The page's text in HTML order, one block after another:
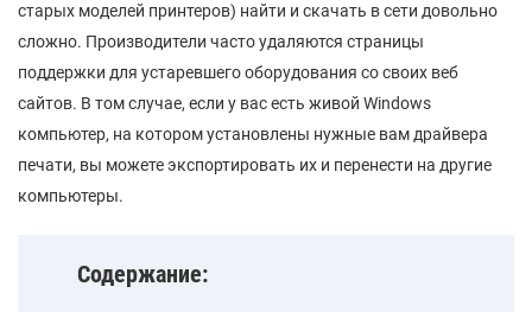
старых моделей принтеров) найти и скачать в сети довольно
сложно. Производители часто удаляются страницы
поддержки для устаревшего оборудования со своих веб
сайтов. В том случае, если у вас есть живой Windows
компьютер, на котором установлены нужные вам драйвера
печати, вы можете экспортировать их и перенести на другие
компьютеры.
Содержание: